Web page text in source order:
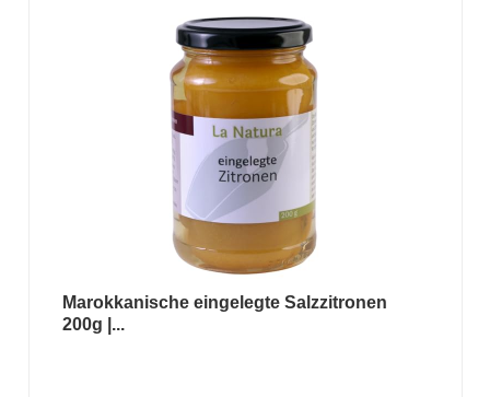
Marokkanische eingelegte Salzzitronen
200g |...